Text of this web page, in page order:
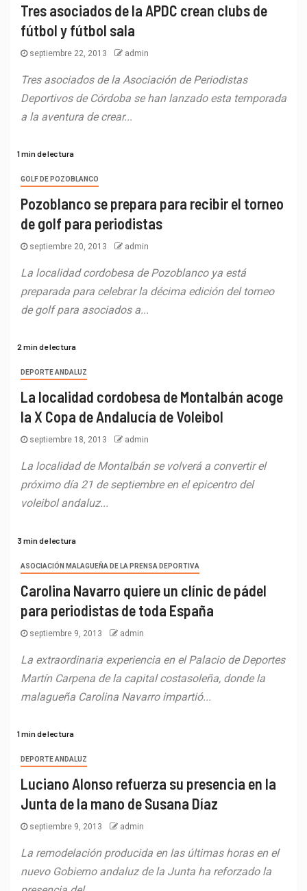
Tres asociados de la APDC crean clubs de
fútbol y fútbol sala
septiembre 22, 2013 admin
Tres asociados de la Asociación de Periodistas
Deportivos de Córdoba se han lanzado esta temporada
a la aventura de crear...
1 min de lectura
GOLF DE POZOBLANCO
Pozoblanco se prepara para recibir el torneo
de golf para periodistas
septiembre 20, 2013 admin
La localidad cordobesa de Pozoblanco ya está
preparada para celebrar la décima edición del torneo
de golf para asociados a...
2 min de lectura
DEPORTE ANDALUZ
La localidad cordobesa de Montalbán acoge
la X Copa de Andalucía de Voleibol
septiembre 18, 2013 admin
La localidad de Montalbán se volverá a convertir el
próximo día 21 de septiembre en el epicentro del
voleibol andaluz...
3 min de lectura
ASOCIACIÓN MALAGUEÑA DE LA PRENSA DEPORTIVA
Carolina Navarro quiere un clínic de pádel
para periodistas de toda España
septiembre 9, 2013 admin
La extraordinaria experiencia en el Palacio de Deportes
Martín Carpena de la capital costasoleña, donde la
malagueña Carolina Navarro impartió...
1 min de lectura
DEPORTE ANDALUZ
Luciano Alonso refuerza su presencia en la
Junta de la mano de Susana Díaz
septiembre 9, 2013 admin
La remodelación producida en las últimas horas en el
nuevo Gobierno andaluz de la Junta ha reforzado la